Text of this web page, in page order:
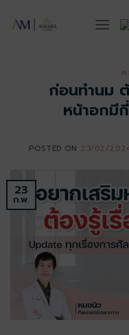
ก่อนทำนม
หน้าอกมี
POSTED ON 23/02/
23
ก.พ.